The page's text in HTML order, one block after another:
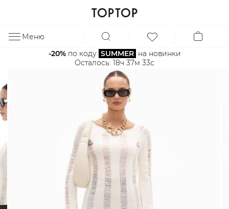
Меню
-20% по коду SUMMER на новинки
Осталось: 18ч 37м 33с